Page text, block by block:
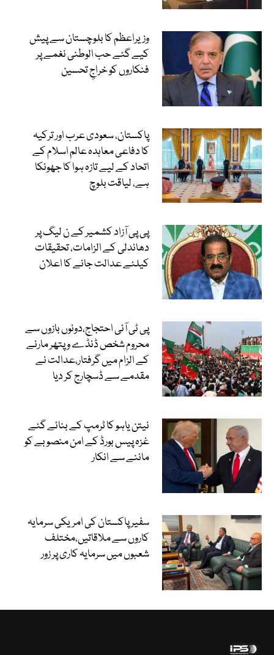
وزیراعظم کا بلوچستان سے پیش
کیے گئے حب الوطنی نغمے پر
فنکاروں کو خراجِ تحسین
پاکستان، سعودی عرب اور ترکیہ
کا دفاعی معاہدہ عالم اسلام کے
اتحاد کے لیے تازہ ہوا کا جھونکا
ہے، لیاقت بلوچ
پی پی آزاد کشمیر کے ن لیگ پر
دھاندلی کے الزامات، تحقیقات
کیلئے عدالت جانے کا اعلان
پی ٹی آئی احتجاج،دونوں بازوں سے
محروم شخص ڈنڈے و پتھر مارنے
کے الزام میں گرفتار،عدالت نے
مقدمے سے ڈسچارج کر دیا
نیتن یاہو کا ٹرمپ کے بنائے گئے
غزہ پیس بورڈ کے امن منصوبے کو
ماننے سے انکار
سفیر پاکستان کی امریکی سرمایہ
کاروں سے ملاقاتیں،مختلف
شعبوں میں سرمایہ کاری پر زور